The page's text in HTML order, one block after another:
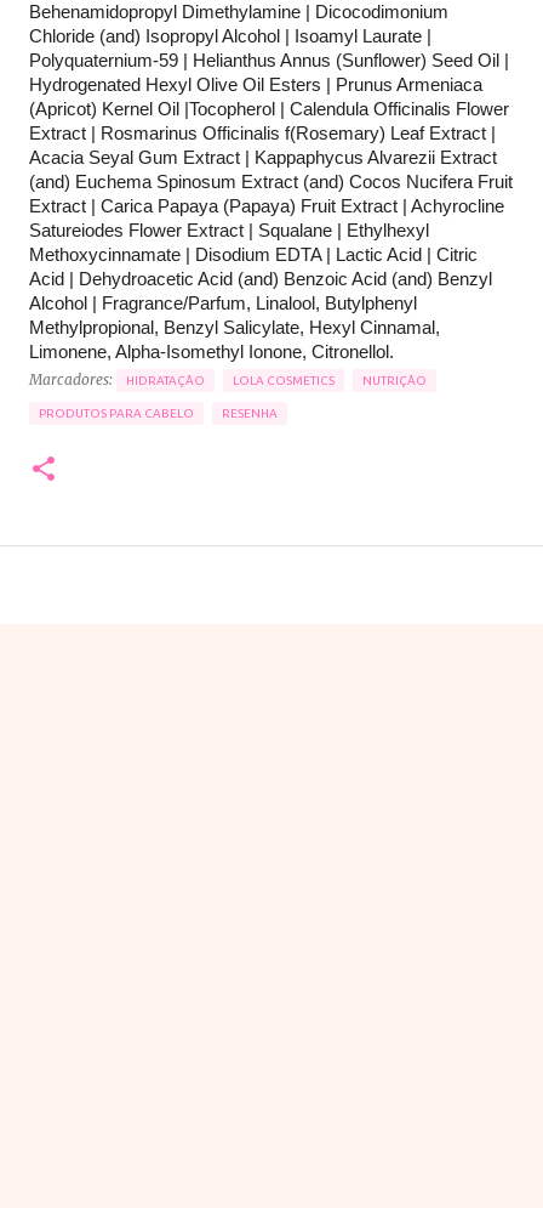
Behenamidopropyl Dimethylamine | Dicocodimonium
Chloride (and) Isopropyl Alcohol | Isoamyl Laurate |
Polyquaternium-59 | Helianthus Annus (Sunflower) Seed Oil |
Hydrogenated Hexyl Olive Oil Esters | Prunus Armeniaca
(Apricot) Kernel Oil |Tocopherol | Calendula Officinalis Flower
Extract | Rosmarinus Officinalis f(Rosemary) Leaf Extract |
Acacia Seyal Gum Extract | Kappaphycus Alvarezii Extract
(and) Euchema Spinosum Extract (and) Cocos Nucifera Fruit
Extract | Carica Papaya (Papaya) Fruit Extract | Achyrocline
Satureiodes Flower Extract | Squalane | Ethylhexyl
Methoxycinnamate | Disodium EDTA | Lactic Acid | Citric
Acid | Dehydroacetic Acid (and) Benzoic Acid (and) Benzyl
Alcohol | Fragrance/Parfum, Linalool, Butylphenyl
Methylpropional, Benzyl Salicylate, Hexyl Cinnamal,
Limonene, Alpha-Isomethyl Ionone, Citronellol.
Marcadores: HIDRATAÇÃO LOLA COSMETICS NUTRIÇÃO
PRODUTOS PARA CABELO RESENHA